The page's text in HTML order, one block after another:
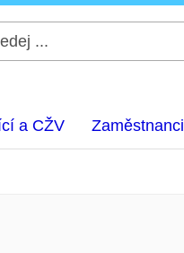
a CŽV Zaměstnanci